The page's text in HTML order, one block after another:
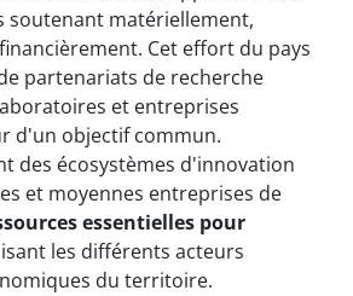
soutenant matériellement,
Cet effort du pays
partenariats de recherche
et entreprises
d'un objectif commun.
des écosystèmes d'innovation
et moyennes entreprises de
essentielles pour
les différents acteurs
du territoire.